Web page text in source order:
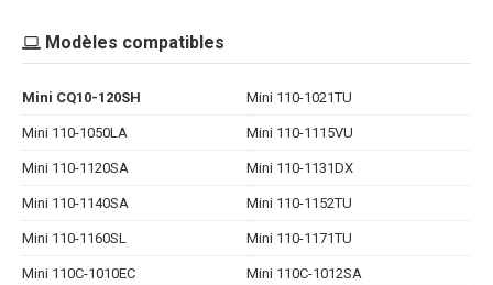
Modèles compatibles
Mini CQ10-120SH Mini 110-1021TU
Mini 110-1050LA Mini 110-1115VU
Mini 110-1120SA Mini 110-1131DX
Mini 110-1140SA Mini 110-1152TU
Mini 110-1160SL Mini 110-1171TU
Mini 110C-1010EC Mini 110C-1012SA